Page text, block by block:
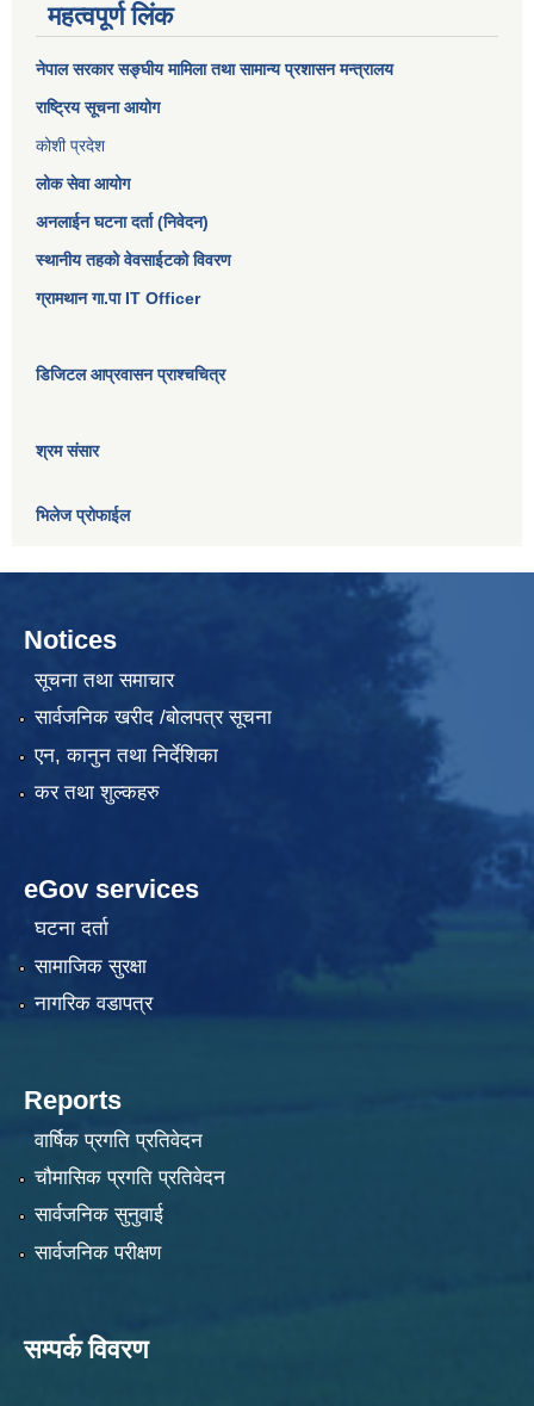
महत्वपूर्ण लिंक
नेपाल सरकारसङ्घीय मामिला तथा सामान्य प्रशासन मन्त्रालय
राष्ट्रिय सूचना आयोग
कोशी प्रदेश
लोक सेवा आयोग
अनलाईन घटना दर्ता (निवेदन)
स्थानीय तहको वेवसाईटको विवरण
ग्रामथान गा.पा IT Officer
डिजिटल आप्रवासन प्राश्चचित्र
श्रम संसार
भिलेज प्रोफाईल
Notices
सूचना तथा समाचार
सार्वजनिक खरीद /बोलपत्र सूचना
एन, कानुन तथा निर्देशिका
कर तथा शुल्कहरु
eGov services
घटना दर्ता
सामाजिक सुरक्षा
नागरिक वडापत्र
Reports
वार्षिक प्रगति प्रतिवेदन
चौमासिक प्रगति प्रतिवेदन
सार्वजनिक सुनुवाई
सार्वजनिक परीक्षण
सम्पर्क विवरण